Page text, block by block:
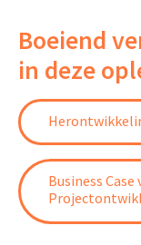
Boeiend
in deze
Business